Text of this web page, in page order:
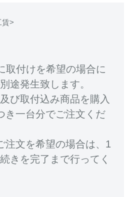
賃>
取付けを希望の場合に
途発生致します。
び取付込み商品を購入
き一台分でご注文くだ
注文を希望の場合は、1
きを完了まで行ってく